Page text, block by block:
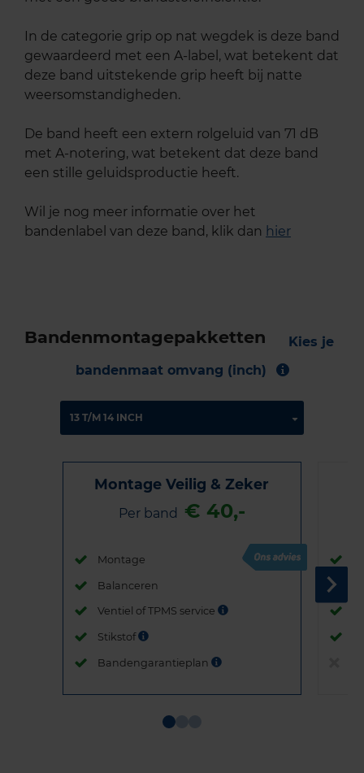
In de categorie grip op nat wegdek is deze band
gewaardeerd met een A-label, wat betekent dat
deze band uitstekende grip heeft bij natte
weersomstandigheden.
De band heeft een extern rolgeluid van 71 dB
met A-notering, wat betekent dat deze band
een stille geluidsproductie heeft.
Wil je nog meer informatie over het
bandenlabel van deze band, klik dan hier
Bandenmontagepakketten
Kies je
bandenmaat omvang (inch)
Montage Veilig & Zeker
Per band € 40,-
Montage
Balanceren
Ventiel of TPMS service
Stikstof
Bandengarantieplan